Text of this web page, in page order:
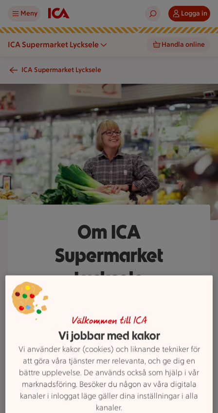
Meny Logga in
ICA Supermarket Lycksele Handla online
ICA Supermarket Lycksele
En person håller grönsaker framför kyldiskar i en mataffär.
Om ICA
Supermarket
Lycksele
ICA Supermarket Lycksele är din
butik på hemmaplan där kärleken
till maten, trakten och alla som bor
här alltid står i centrum. Vi gör det
enkelt för dig att handla alla dagar
i veckan. Upptäck vårt breda och
prisvärda sortiment som sätter god
smak på både vardag och helg.
Välkommen till ICA
Vi jobbar med kakor
Vi använder kakor (cookies) och liknande tekniker för
att göra våra tjänster mer relevanta, och ge dig en
bättre upplevelse. De används också som hjälp i vår
marknadsföring. Besöker du någon av våra digitala
kanaler i inloggat läge gäller dina inställningar i alla
kanaler.